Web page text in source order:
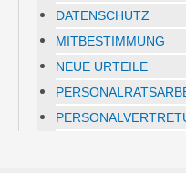
DATENSCHUTZ
MITBESTIMMUNG
NEUE URTEILE